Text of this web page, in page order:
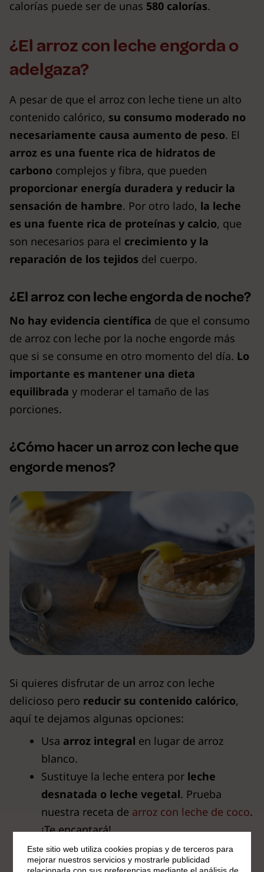
calorías puede ser de unas 580 calorías.
¿El arroz con leche engorda o
adelgaza?
A pesar de que el arroz con leche tiene un alto
contenido calórico, su consumo moderado no
necesariamente causa aumento de peso. El
arroz es una fuente rica de hidratos de
carbono complejos y fibra, que pueden
proporcionar energía duradera y reducir la
sensación de hambre. Por otro lado, la leche
es una fuente rica de proteínas y calcio, que
son necesarios para el crecimiento y la
reparación de los tejidos del cuerpo.
¿El arroz con leche engorda de noche?
No hay evidencia científica de que el consumo
de arroz con leche por la noche engorde más
que si se consume en otro momento del día. Lo
importante es mantener una dieta
equilibrada y moderar el tamaño de las
porciones.
¿Cómo hacer un arroz con leche que
engorde menos?
Si quieres disfrutar de un arroz con leche
delicioso pero reducir su contenido calórico,
aquí te dejamos algunas opciones:
Usa arroz integral en lugar de arroz
blanco.
Sustituye la leche entera por leche
desnatada o leche vegetal. Prueba
nuestra receta de arroz con leche de coco.
¡Te encantará!
Usa edulcorantes naturales como la
stevia o el xilitolen lugar de azúcar.
Este sitio web utiliza cookies propias y de terceros para
mejorar nuestros servicios y mostrarle publicidad